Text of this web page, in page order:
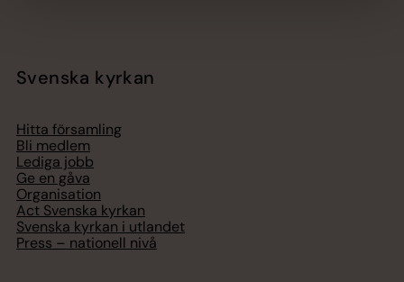
Svenska kyrkan
Hitta församling
Bli medlem
Lediga jobb
Ge en gåva
Organisation
Act Svenska kyrkan
Svenska kyrkan i utlandet
Press – nationell nivå